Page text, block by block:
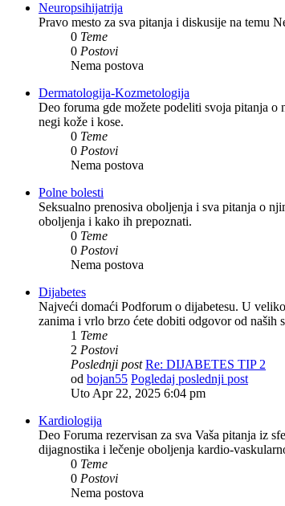
Neuropsihijatrija
Pravo mesto za sva pitanja i diskusije na temu
0 Teme
0 Postovi
Nema postova
Dermatologija-Kozmetologija
Deo foruma gde možete podeliti svoja pitanja
negi kože i kose.
0 Teme
0 Postovi
Nema postova
Polne bolesti
Seksualno prenosiva oboljenja i sva pitanja o
oboljenja i kako ih prepoznati.
0 Teme
0 Postovi
Nema postova
Dijabetes
Najveći domaći Podforum o dijabetesu. U
zanima i vrlo brzo ćete dobiti odgovor od naših
1 Teme
2 Postovi
Poslednji post Re: DIJABETES TIP 2
od bojan55 Pogledaj poslednji post
Uto Apr 22, 2025 6:04 pm
Kardiologija
Deo Foruma rezervisan za sva Vaša pitanja iz
dijagnostika i lečenje oboljenja kardio-
0 Teme
0 Postovi
Nema postova